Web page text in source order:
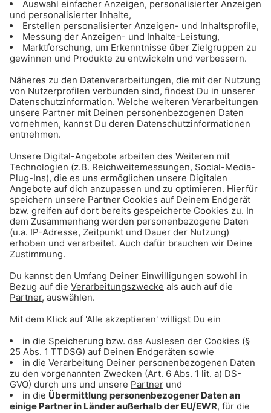
Inzidenz hat sich verdoppelt - Alle aktuellen
Zahlen in und um München